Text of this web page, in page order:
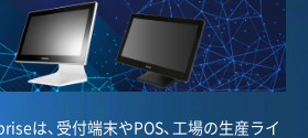
は、受付端末やPOS、工場の生産ライ